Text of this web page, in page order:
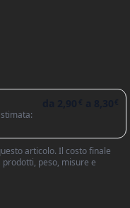
articolo. Il costo finale
peso, misure e